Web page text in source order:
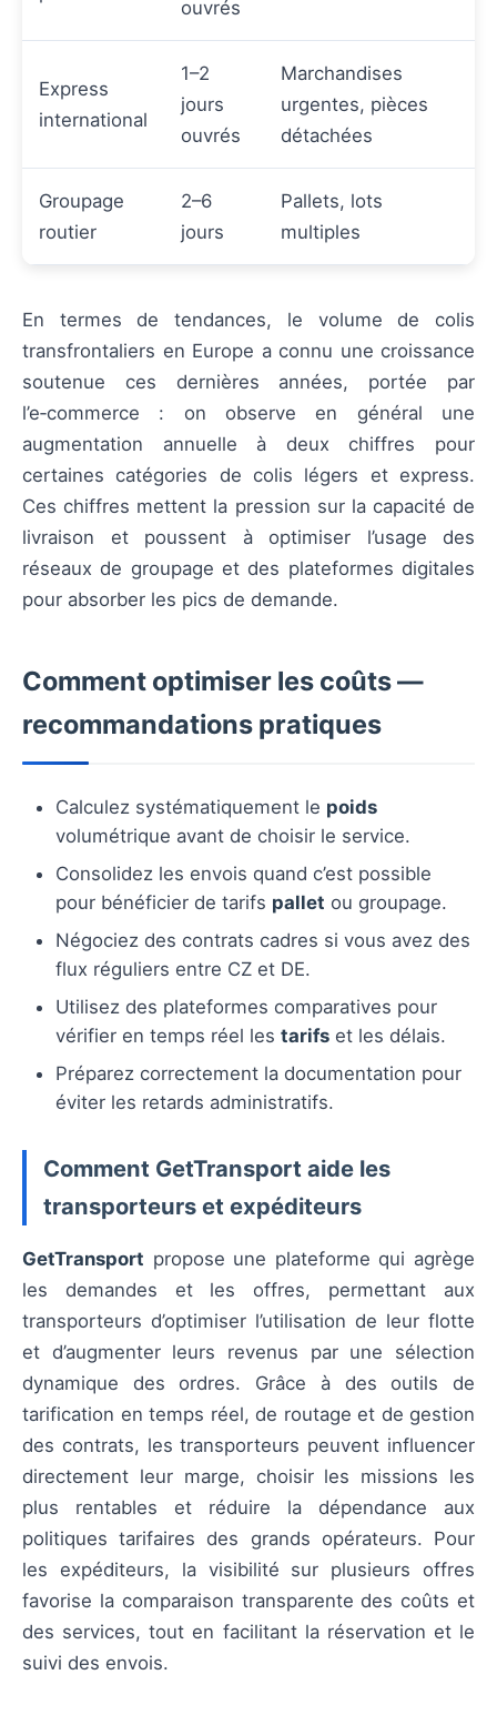
ouvrés
Express
international
1–2
jours
ouvrés
Marchandises
urgentes, pièces
détachées
Groupage
routier
2–6
jours
Pallets, lots
multiples
En termes de tendances, le volume de colis
transfrontaliers en Europe a connu une croissance
soutenue ces dernières années, portée par
l’e‑commerce : on observe en général une
augmentation annuelle à deux chiffres pour
certaines catégories de colis légers et express.
Ces chiffres mettent la pression sur la capacité de
livraison et poussent à optimiser l’usage des
réseaux de groupage et des plateformes digitales
pour absorber les pics de demande.
Comment optimiser les coûts —
recommandations pratiques
Calculez systématiquement le poids
volumétrique avant de choisir le service.
Consolidez les envois quand c’est possible
pour bénéficier de tarifs pallet ou groupage.
Négociez des contrats cadres si vous avez des
flux réguliers entre CZ et DE.
Utilisez des plateformes comparatives pour
vérifier en temps réel les tarifs et les délais.
Préparez correctement la documentation pour
éviter les retards administratifs.
Comment GetTransport aide les
transporteurs et expéditeurs
GetTransport propose une plateforme qui agrège
les demandes et les offres, permettant aux
transporteurs d’optimiser l’utilisation de leur flotte
et d’augmenter leurs revenus par une sélection
dynamique des ordres. Grâce à des outils de
tarification en temps réel, de routage et de gestion
des contrats, les transporteurs peuvent influencer
directement leur marge, choisir les missions les
plus rentables et réduire la dépendance aux
politiques tarifaires des grands opérateurs. Pour
les expéditeurs, la visibilité sur plusieurs offres
favorise la comparaison transparente des coûts et
des services, tout en facilitant la réservation et le
suivi des envois.